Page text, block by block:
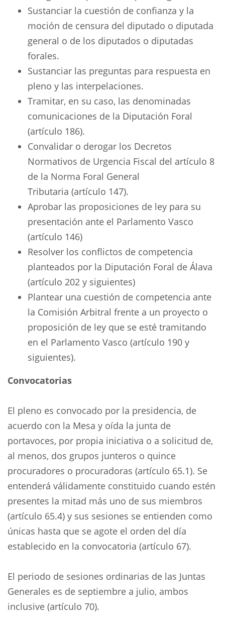
Sustanciar la cuestión de confianza y la
moción de censura del diputado o diputada
general o de los diputados o diputadas
forales.
Sustanciar las preguntas para respuesta en
pleno y las interpelaciones.
Tramitar, en su caso, las denominadas
comunicaciones de la Diputación Foral
(artículo 186).
Convalidar o derogar los Decretos
Normativos de Urgencia Fiscal del artículo 8
de la Norma Foral General
Tributaria (artículo 147).
Aprobar las proposiciones de ley para su
presentación ante el Parlamento Vasco
(artículo 146)
Resolver los conflictos de competencia
planteados por la Diputación Foral de Álava
(artículo 202 y siguientes)
Plantear una cuestión de competencia ante
la Comisión Arbitral frente a un proyecto o
proposición de ley que se esté tramitando
en el Parlamento Vasco (artículo 190 y
siguientes).
Convocatorias
El pleno es convocado por la presidencia, de
acuerdo con la Mesa y oída la junta de
portavoces, por propia iniciativa o a solicitud de,
al menos, dos grupos junteros o quince
procuradores o procuradoras (artículo 65.1). Se
entenderá válidamente constituido cuando estén
presentes la mitad más uno de sus miembros
(artículo 65.4) y sus sesiones se entienden como
únicas hasta que se agote el orden del día
establecido en la convocatoria (artículo 67).
El periodo de sesiones ordinarias de las Juntas
Generales es de septiembre a julio, ambos
inclusive (artículo 70).